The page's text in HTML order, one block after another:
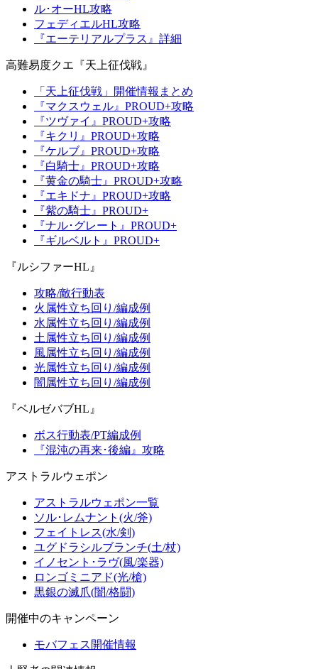
ル･オーHL攻略
フェディエルHL攻略
『エーテリアルプラス』詳細
高難易度クエ『天上征伐戦』
「天上征伐戦」開催情報まとめ
『マクスウェル』PROUD+攻略
『ツヴァイ』PROUD+攻略
『キクリ』PROUD+攻略
『ケルブ』PROUD+攻略
『白騎士』PROUD+攻略
『黄金の騎士』PROUD+攻略
『エキドナ』PROUD+攻略
『紫の騎士』PROUD+
『ナル･グレート』PROUD+
『ギルベルト』PROUD+
『ルシファーHL』
攻略/敵行動表
火属性立ち回り/編成例
水属性立ち回り/編成例
土属性立ち回り/編成例
風属性立ち回り/編成例
光属性立ち回り/編成例
闇属性立ち回り/編成例
『ベルゼバブHL』
ボス行動表/PT編成例
『混沌の再来･後編』攻略
アストラルウェポン
アストラルウェポン一覧
ソル･レムナント(火/斧)
フェイトレス(水/剣)
ユグドラシルブランチ(土/杖)
イノセント･ラヴ(風/楽器)
ロンゴミニアド(光/槍)
黒銀の滅爪(闇/格闘)
開催中のキャンペーン
モバフェス開催情報